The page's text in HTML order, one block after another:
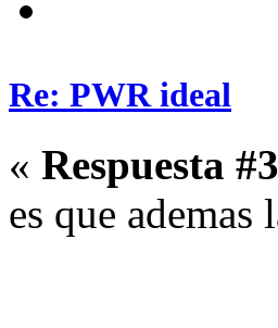
Re: PWR ideal
« Respuesta
es que ademas